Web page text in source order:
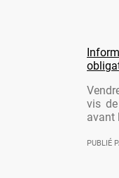
vis
avant
PUBLIÉ